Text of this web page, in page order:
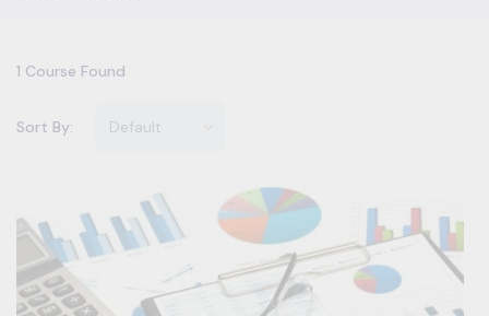
1 Course Found
Sort By: